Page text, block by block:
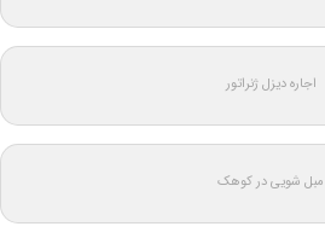
اجاره دیزل ژنراتور
مبل شویی در کوهک